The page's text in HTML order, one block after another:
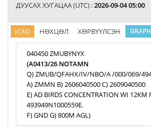
ДУУСАХ ХУГАЦАА (UTC) :2026-09-04 05:00
ICAO НӨХЦӨЛ ХӨРВҮҮЛСЭН
040450 ZMUBYNYX
(A0413/26 NOTAMN
Q) ZMUB/QFAHX/IV/NBO/A /000/069/
A) ZMMN B) 2606040500 C) 2609040500
E) AD BIRDS CONCENTRATION WI 12KM
493949N1000559E.
F) GND G) 800M AGL)